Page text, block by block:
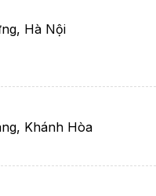
Hà Nội
Khánh Hòa